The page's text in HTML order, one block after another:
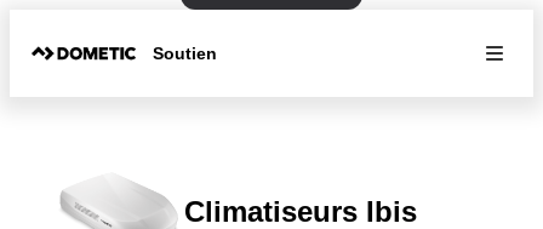
Soutien
Climatiseurs Ibis